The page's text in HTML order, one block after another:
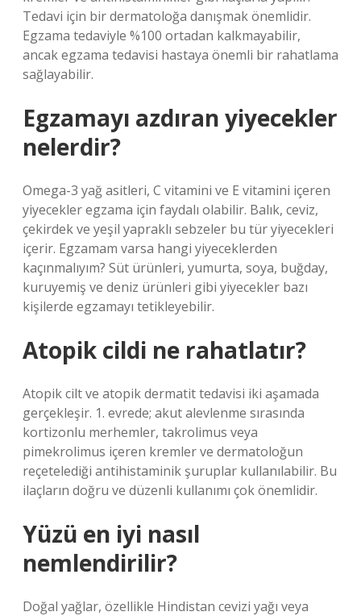
Tedavi için bir dermatoloğa danışmak önemlidir.
Egzama tedaviyle %100 ortadan kalkmayabilir,
ancak egzama tedavisi hastaya önemli bir rahatlama
sağlayabilir.
Egzamayı azdıran yiyecekler
nelerdir?
Omega-3 yağ asitleri, C vitamini ve E vitamini içeren
yiyecekler egzama için faydalı olabilir. Balık, ceviz,
çekirdek ve yeşil yapraklı sebzeler bu tür yiyecekleri
içerir. Egzamam varsa hangi yiyeceklerden
kaçınmalıyım? Süt ürünleri, yumurta, soya, buğday,
kuruyemiş ve deniz ürünleri gibi yiyecekler bazı
kişilerde egzamayı tetikleyebilir.
Atopik cildi ne rahatlatır?
Atopik cilt ve atopik dermatit tedavisi iki aşamada
gerçekleşir. 1. evrede; akut alevlenme sırasında
kortizonlu merhemler, takrolimus veya
pimekrolimus içeren kremler ve dermatoloğun
reçetelediği antihistaminik şuruplar kullanılabilir. Bu
ilaçların doğru ve düzenli kullanımı çok önemlidir.
Yüzü en iyi nasıl
nemlendirilir?
Doğal yağlar, özellikle Hindistan cevizi yağı veya